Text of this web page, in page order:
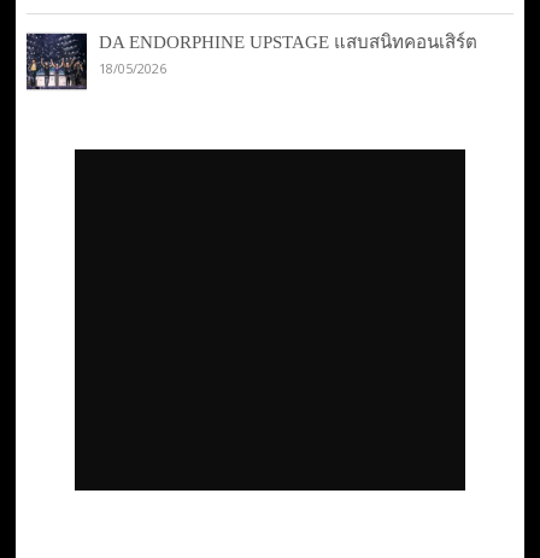
DA ENDORPHINE UPSTAGE แสบสนิทคอนเสิร์ต
18/05/2026